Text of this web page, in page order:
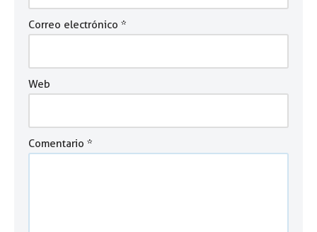
Correo electrónico *
Web
Comentario *